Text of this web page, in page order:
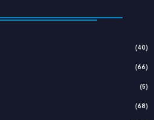
(40)
(66)
(5)
(68)